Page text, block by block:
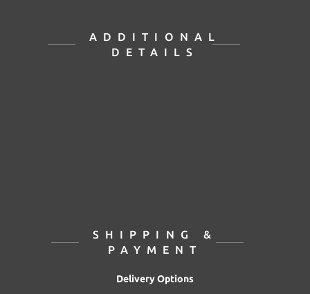
ADDITIONAL
DETAILS
SHIPPING &
PAYMENT
Delivery Options